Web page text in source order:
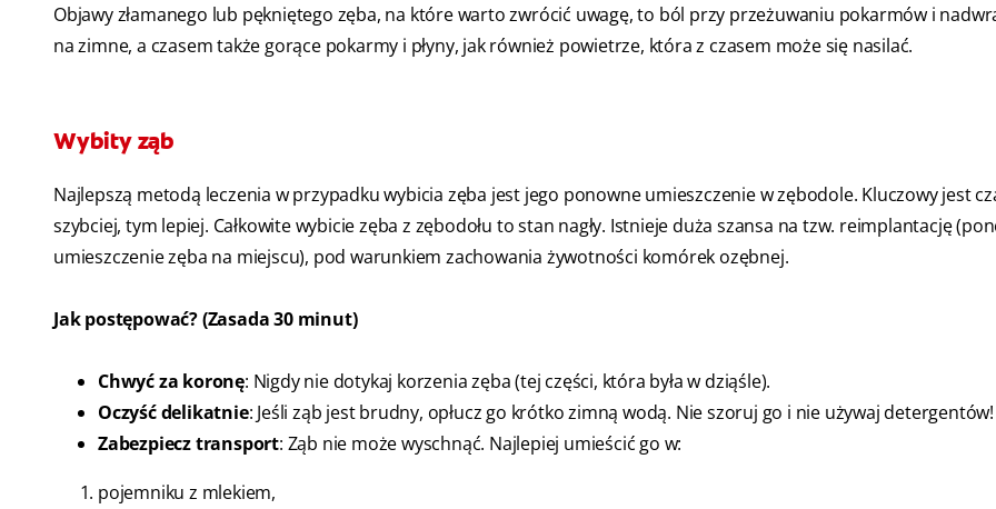
Objawy złamanego lub pękniętego zęba, na które warto zwrócić uwagę, to ból przy przeżuwaniu pokarmów i
na zimne, a czasem także gorące pokarmy i płyny, jak również powietrze, która z czasem może się nasilać.
Wybity ząb
Najlepszą metodą leczenia w przypadku wybicia zęba jest jego ponowne umieszczenie w zębodole. Kluczowy jest
szybciej, tym lepiej. Całkowite wybicie zęba z zębodołu to stan nagły. Istnieje duża szansa na tzw. reimplantację
umieszczenie zęba na miejscu), pod warunkiem zachowania żywotności komórek ozębnej.
Jak postępować? (Zasada 30 minut)
Chwyć za koronę: Nigdy nie dotykaj korzenia zęba (tej części, która była w dziąśle).
Oczyść delikatnie: Jeśli ząb jest brudny, opłucz go krótko zimną wodą. Nie szoruj go i nie używaj detergentów!
Zabezpiecz transport: Ząb nie może wyschnąć. Najlepiej umieścić go w:
pojemniku z mlekiem,